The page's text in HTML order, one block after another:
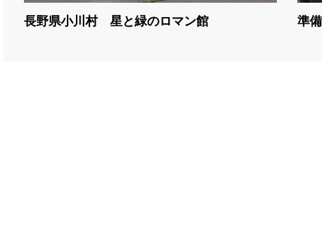
長野県小川村 星と緑のロマン館 準